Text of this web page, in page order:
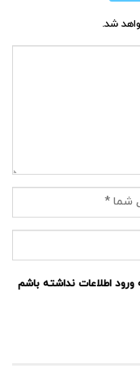
شد.
ورود اطلاعات نداشته باشم